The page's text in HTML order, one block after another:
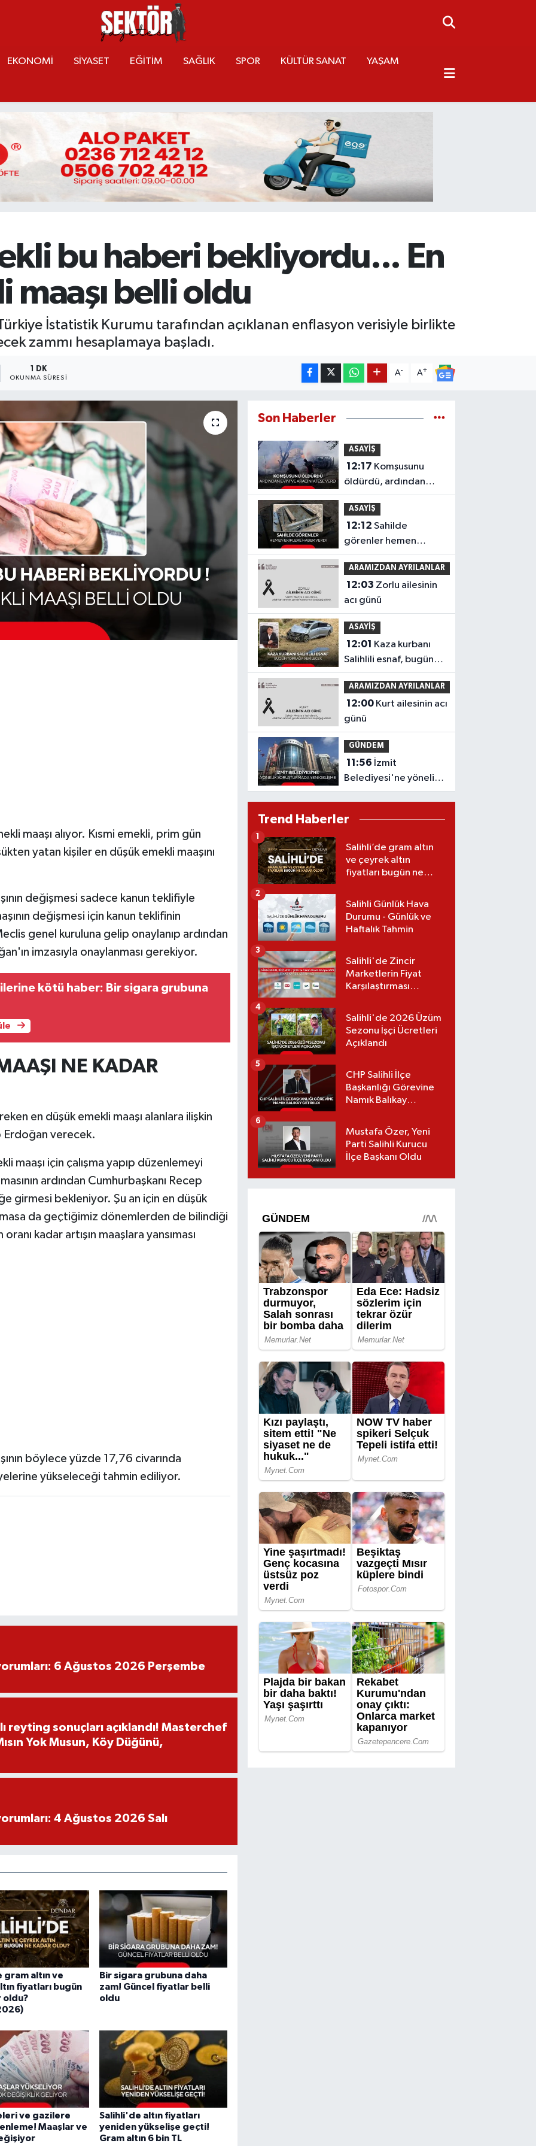
EKONOMİ SİYASET EĞİTİM SAĞLIK SPOR KÜLTÜR SANAT YAŞAM
bu haberi bekliyordu... En
maaşı belli oldu
İstatistik Kurumu tarafından açıklanan enflasyon verisiyle birlikte
zammı hesaplamaya başladı.
1 DK
OKUNMA SÜRESI
A- A+
maaşı alıyor. Kısmi emekli, prim gün
yatan kişiler en düşük emekli maaşını
değişmesi sadece kanun teklifiyle
değişmesi için kanun teklifinin
genel kuruluna gelip onaylanıp ardından
imzasıyla onaylanması gerekiyor.
kötü haber: Bir sigara grubuna
NE KADAR
en düşük emekli maaşı alanlara ilişkin
Erdoğan verecek.
maaşı için çalışma yapıp düzenlemeyi
ardından Cumhurbaşkanı Recep
girmesi bekleniyor. Şu an için en düşük
da geçtiğimiz dönemlerden de bilindiği
kadar artışın maaşlara yansıması
böylece yüzde 17,76 civarında
yükseleceği tahmin ediliyor.
6 Ağustos 2026 Perşembe
reyting sonuçları açıklandı! Masterchef
Yok Musun, Köy Düğünü,
4 Ağustos 2026 Salı
gram altın ve
fiyatları bugün
oldu?
Bir sigara grubuna daha
zam! Güncel fiyatlar belli
oldu
ve gazilere
Maaşlar ve
Salihli'de altın fiyatları
yeniden yükselişe geçti!
Gram altın 6 bin TL
Son Haberler
ASAYİŞ
12:17
öldürdü, ardından
evini ve aracını ateşe
verdi!
ASAYİŞ
12:12 Sahilde
görenler hemen
ekiplere haber verdi!
Şüpheli cismin ne
olduğu ortaya çıktı
ARAMIZDAN AYRILANLAR
12:03
acı günü
ASAYİŞ
12:01
Salihlili esnaf, bugün
toprağa verilecek
ARAMIZDAN AYRILANLAR
12:00
günü
GÜNDEM
11:56
Belediyesi'ne yönelik
soruşturmada yeni
ortaya çıktı
Trend Haberler
Salihli’de gram altın
ve çeyrek altın
fiyatları bugün ne
(06.08.2026)
1
Salihli Günlük Hava
Durumu - Günlük ve
Haftalık Tahmin
2
Salihli'de Zincir
Marketlerin Fiyat
Karşılaştırması
3
Salihli'de 2026 Üzüm
Sezonu İşçi Ücretleri
Açıklandı
4
CHP Salihli İlçe
Başkanlığı Görevine
Namık Balıkay
5
Mustafa Özer, Yeni
Parti Salihli Kurucu
İlçe Başkanı Oldu
6